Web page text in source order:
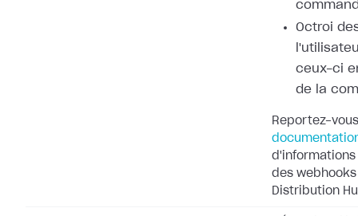
Octroi
ceux-ci
de la
Reportez-
des
Distribution